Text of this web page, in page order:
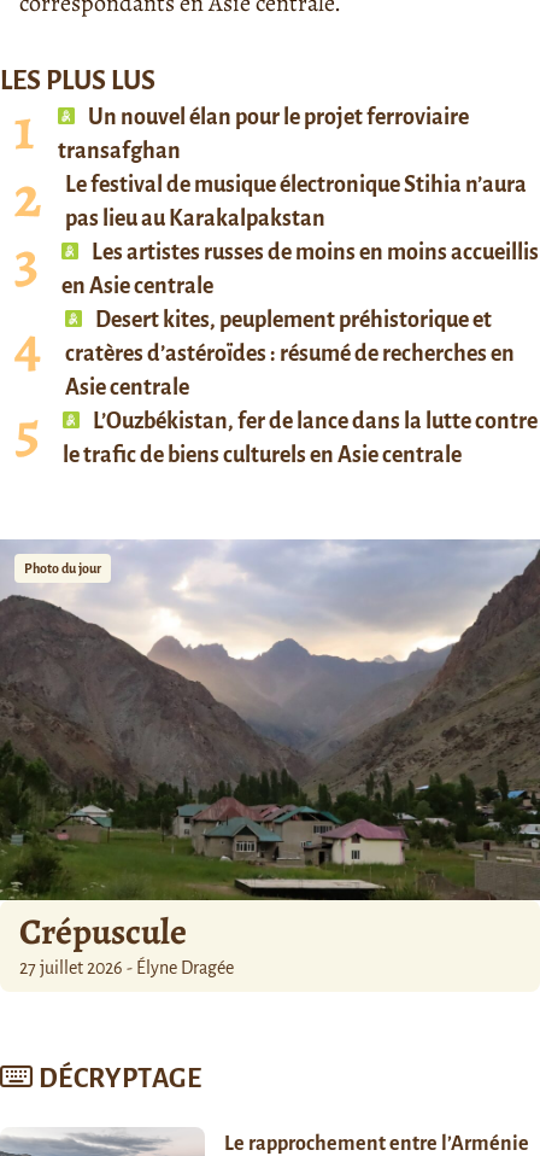
LES PLUS LUS
Un nouvel élan pour le projet ferroviaire
transafghan
Le festival de musique électronique Stihia n’aura
pas lieu au Karakalpakstan
Les artistes russes de moins en moins accueillis
en Asie centrale
Desert kites, peuplement préhistorique et
cratères d’astéroïdes : résumé de recherches en
Asie centrale
L’Ouzbékistan, fer de lance dans la lutte contre
le trafic de biens culturels en Asie centrale
Photo du jour
Crépuscule
27 juillet 2026 - Élyne Dragée
DÉCRYPTAGE
Le rapprochement entre l’Arménie